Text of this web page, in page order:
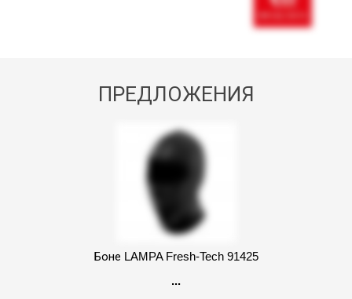
ПРЕДЛОЖЕНИЯ
Боне LAMPA Fresh-Tech 91425